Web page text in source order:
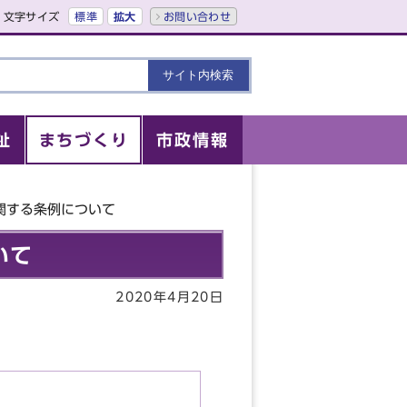
文字サイズ 標準 拡大 お問い合わせ
まちづくり 市政情報
する条例について
て
2020年4月20日